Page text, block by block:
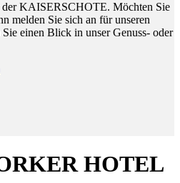
der KAISERSCHOTE. Möchten Sie
melden Sie sich an für unseren
einen Blick in unser Genuss- oder
HOTEL